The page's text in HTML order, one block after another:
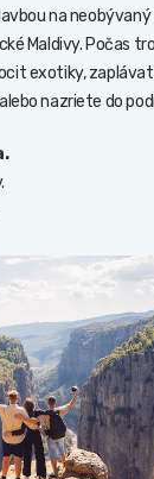
na
Maldivy. Počas
exotiky,
nazriete do